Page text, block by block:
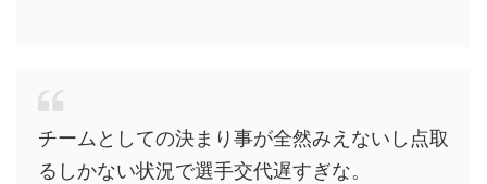
チームとしての決まり事が全然みえないし点取
るしかない状況で選手交代遅すぎな。